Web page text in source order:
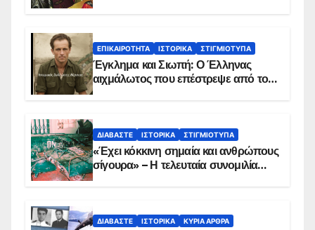
ΕΠΙΚΑΙΡΌΤΗΤΑ ΙΣΤΟΡΙΚΆ ΣΤΙΓΜΙΌΤΥΠΑ
Έγκλημα και Σιωπή: Ο Έλληνας
αιχμάλωτος που επέστρεψε από το
ΔΙΑΒΆΣΤΕ ΙΣΤΟΡΙΚΆ ΣΤΙΓΜΙΌΤΥΠΑ
«Έχει κόκκινη σημαία και ανθρώπους
σίγουρα» – Η τελευταία συνομιλία
ΔΙΑΒΆΣΤΕ ΙΣΤΟΡΙΚΆ ΚΥΡΙΑ ΑΡΘΡΑ